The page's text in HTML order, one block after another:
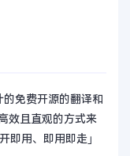
免费开源的翻译和
效且直观的方式来
即用、即用即走」